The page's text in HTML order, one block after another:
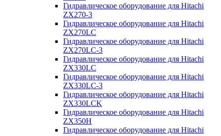
Гидравлическое оборудование для Hitachi
ZX270-3
Гидравлическое оборудование для Hitachi
ZX270LC
Гидравлическое оборудование для Hitachi
ZX270LC-3
Гидравлическое оборудование для Hitachi
ZX330LC
Гидравлическое оборудование для Hitachi
ZX330LC-3
Гидравлическое оборудование для Hitachi
ZX330LCK
Гидравлическое оборудование для Hitachi
ZX350H
Гидравлическое оборудование для Hitachi